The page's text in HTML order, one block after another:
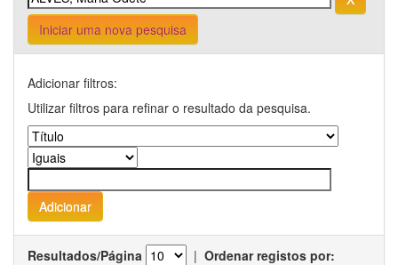
Iniciar uma nova pesquisa
Adicionar filtros:
Utilizar filtros para refinar o resultado da pesquisa.
Resultados/Página | Ordenar registos por: